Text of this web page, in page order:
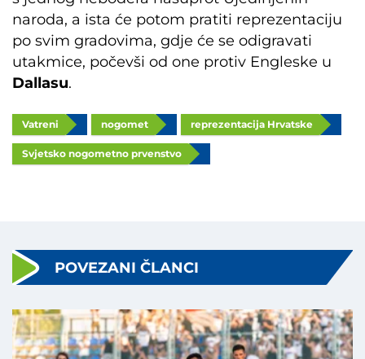
naroda, a ista će potom pratiti reprezentaciju
po svim gradovima, gdje će se odigravati
utakmice, počevši od one protiv Engleske u
Dallasu.
Vatreni nogomet reprezentacija Hrvatske
Svjetsko nogometno prvenstvo
POVEZANI ČLANCI